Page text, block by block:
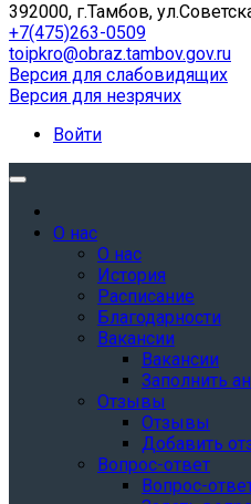
392000, г.Тамбов,
+7(475)263-0509
toipkro@obraz.tambov.gov.ru
Версия для слабовидящих
Версия для незрячих
Войти
О нас
О нас
История
Расписание
Благодарности
Вакансии
Вакансии
Заполнить
Отзывы
Отзывы
Добавить
Вопрос-ответ
Вопрос-